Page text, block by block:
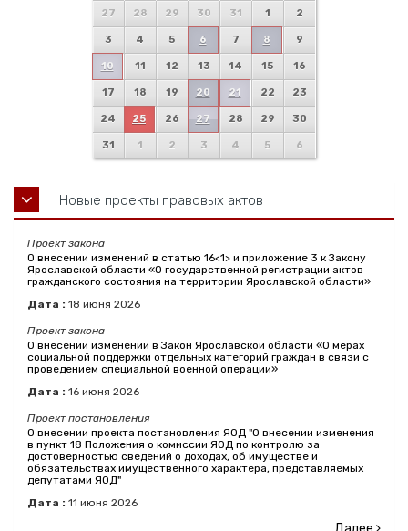
27 28 29 30 31 1 2
3 4 5 6 7 8 9
10 11 12 13 14 15 16
17 18 19 20 21 22 23
24 25 26 27 28 29 30
31 1 2 3 4 5 6
Новые проекты правовых актов
Проект закона
О внесении изменений в статью 16<1> и приложение 3 к Закону
Ярославской области «О государственной регистрации актов
гражданского состояния на территории Ярославской области»
Дата : 18 июня 2026
Проект закона
О внесении изменений в Закон Ярославской области «О мерах
социальной поддержки отдельных категорий граждан в связи с
проведением специальной военной операции»
Дата : 16 июня 2026
Проект постановления
О внесении проекта постановления ЯОД "О внесении изменения
в пункт 18 Положения о комиссии ЯОД по контролю за
достоверностью сведений о доходах, об имуществе и
обязательствах имущественного характера, представляемых
депутатами ЯОД"
Дата : 11 июня 2026